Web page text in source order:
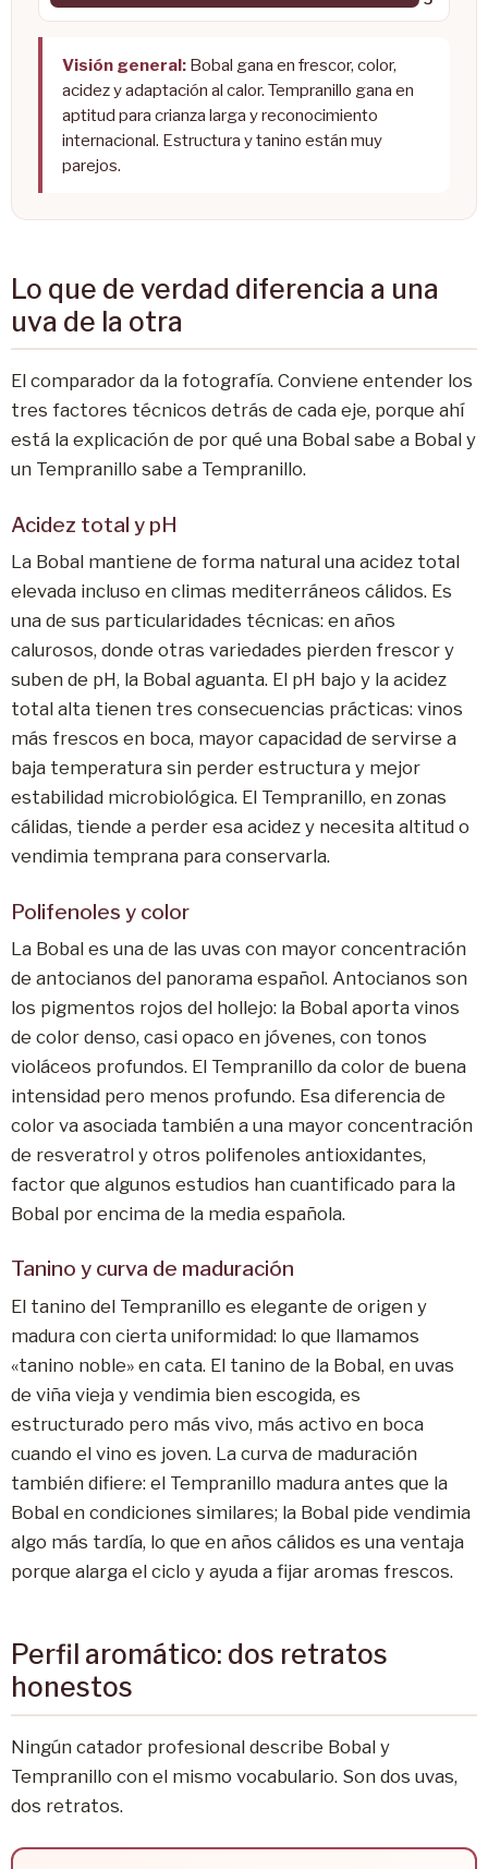
Visión general: Bobal gana en frescor, color,
acidez y adaptación al calor. Tempranillo gana en
aptitud para crianza larga y reconocimiento
internacional. Estructura y tanino están muy
parejos.
Lo que de verdad diferencia a una
uva de la otra
El comparador da la fotografía. Conviene entender los
tres factores técnicos detrás de cada eje, porque ahí
está la explicación de por qué una Bobal sabe a Bobal y
un Tempranillo sabe a Tempranillo.
Acidez total y pH
La Bobal mantiene de forma natural una acidez total
elevada incluso en climas mediterráneos cálidos. Es
una de sus particularidades técnicas: en años
calurosos, donde otras variedades pierden frescor y
suben de pH, la Bobal aguanta. El pH bajo y la acidez
total alta tienen tres consecuencias prácticas: vinos
más frescos en boca, mayor capacidad de servirse a
baja temperatura sin perder estructura y mejor
estabilidad microbiológica. El Tempranillo, en zonas
cálidas, tiende a perder esa acidez y necesita altitud o
vendimia temprana para conservarla.
Polifenoles y color
La Bobal es una de las uvas con mayor concentración
de antocianos del panorama español. Antocianos son
los pigmentos rojos del hollejo: la Bobal aporta vinos
de color denso, casi opaco en jóvenes, con tonos
violáceos profundos. El Tempranillo da color de buena
intensidad pero menos profundo. Esa diferencia de
color va asociada también a una mayor concentración
de resveratrol y otros polifenoles antioxidantes,
factor que algunos estudios han cuantificado para la
Bobal por encima de la media española.
Tanino y curva de maduración
El tanino del Tempranillo es elegante de origen y
madura con cierta uniformidad: lo que llamamos
«tanino noble» en cata. El tanino de la Bobal, en uvas
de viña vieja y vendimia bien escogida, es
estructurado pero más vivo, más activo en boca
cuando el vino es joven. La curva de maduración
también difiere: el Tempranillo madura antes que la
Bobal en condiciones similares; la Bobal pide vendimia
algo más tardía, lo que en años cálidos es una ventaja
porque alarga el ciclo y ayuda a fijar aromas frescos.
Perfil aromático: dos retratos
honestos
Ningún catador profesional describe Bobal y
Tempranillo con el mismo vocabulario. Son dos uvas,
dos retratos.